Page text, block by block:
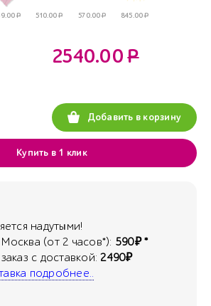
Р 510.00Р 570.00Р 845.00Р
2540.00Р
Добавить в корзину
Купить в 1 клик
надутыми!
(от 2 часов*): 590₽ *
с доставкой:2490₽
подробнее..